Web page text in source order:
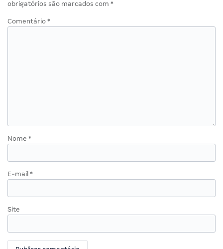
obrigatórios são marcados com *
Comentário *
Nome *
E-mail *
Site